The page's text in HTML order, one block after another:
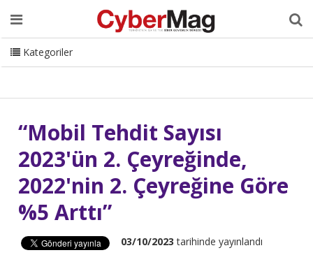
Ana Sayfa Hakkımızda Dergi Editörden
Danışmanlık
ISC Turkey Sizden Gelenler
İletişim
CyberMag Logo
Kategoriler
“Mobil Tehdit Sayısı
2023'ün 2. Çeyreğinde,
2022'nin 2. Çeyreğine Göre
%5 Arttı”
03/10/2023 tarihinde yayınlandı